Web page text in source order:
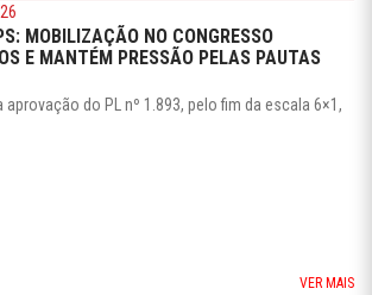
MOBILIZAÇÃO NO CONGRESSO
E MANTÉM PRESSÃO PELAS PAUTAS
aprovação do PL nº 1.893, pelo fim da escala 6×1,
VER MAIS